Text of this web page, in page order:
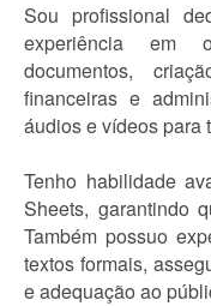
Sou profissional
experiência em
documentos,
financeiras e
áudios e vídeos para
Tenho habilidade
Sheets, garantindo
Também possuo
textos formais,
e adequação ao